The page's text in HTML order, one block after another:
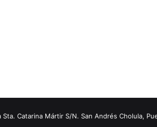
Catarina Mártir S/N. San Andrés Cholula,